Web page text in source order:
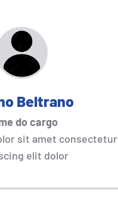
Beltrano
do cargo
sit amet consectetur
elit dolor